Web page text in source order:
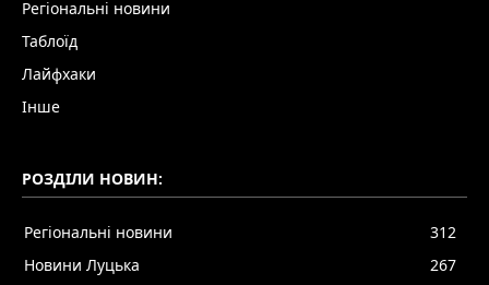
Регіональні новини
Таблоїд
Лайфхаки
Інше
РОЗДІЛИ НОВИН:
Регіональні новини
312
Новини Луцька
267